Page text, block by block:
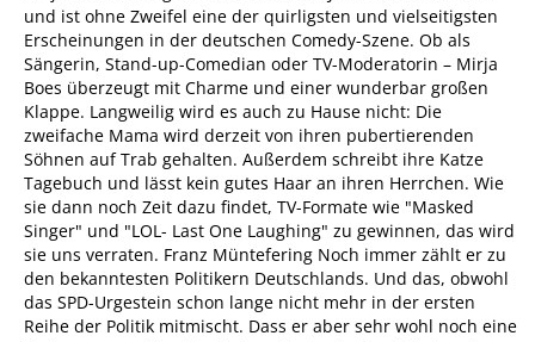
und ist ohne Zweifel eine der quirligsten und vielseitigsten
Erscheinungen in der deutschen Comedy-Szene. Ob als
Sängerin, Stand-up-Comedian oder TV-Moderatorin – Mirja
Boes überzeugt mit Charme und einer wunderbar großen
Klappe. Langweilig wird es auch zu Hause nicht: Die
zweifache Mama wird derzeit von ihren pubertierenden
Söhnen auf Trab gehalten. Außerdem schreibt ihre Katze
Tagebuch und lässt kein gutes Haar an ihren Herrchen. Wie
sie dann noch Zeit dazu findet, TV-Formate wie "Masked
Singer" und "LOL- Last One Laughing" zu gewinnen, das wird
sie uns verraten. Franz Müntefering Noch immer zählt er zu
den bekanntesten Politikern Deutschlands. Und das, obwohl
das SPD-Urgestein schon lange nicht mehr in der ersten
Reihe der Politik mitmischt. Dass er aber sehr wohl noch eine